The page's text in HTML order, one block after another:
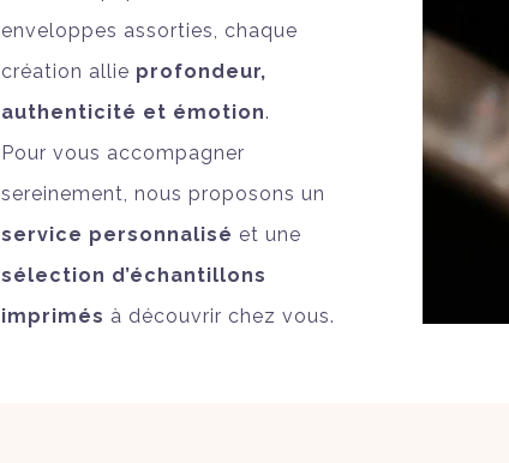
enveloppes assorties, chaque
création allie profondeur,
authenticité et émotion.
Pour vous accompagner
sereinement, nous proposons un
service personnalisé et une
sélection d’échantillons
imprimés à découvrir chez vous.